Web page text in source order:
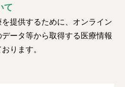
て
提供するために、オンライン
ータ等から取得する医療情報
ります。